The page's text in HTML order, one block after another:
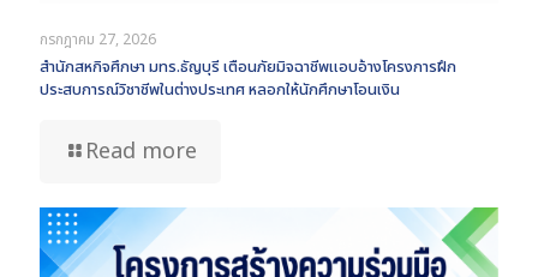
กรกฎาคม 27, 2026
สำนักสหกิจศึกษา มทร.ธัญบุรี เตือนภัยมิจฉาชีพแอบอ้างโครงการฝึก
ประสบการณ์วิชาชีพในต่างประเทศ หลอกให้นักศึกษาโอนเงิน
Read more